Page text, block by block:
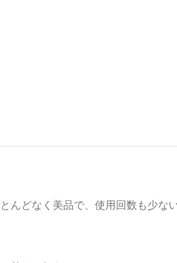
んどなく美品で、使用回数も少な